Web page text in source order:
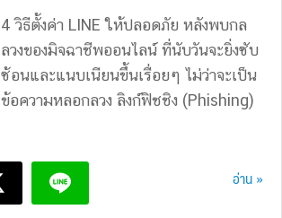
4 วิธีตั้งค่า LINE ให้ปลอดภัย หลังพบกล
ลวงของมิจฉาชีพออนไลน์ ที่นับวันจะยิ่งซับ
ซ้อนและแนบเนียนขึ้นเรื่อยๆ ไม่ว่าจะเป็น
ข้อความหลอกลวง ลิงก์ฟิชชิง (Phishing)
อ่าน »